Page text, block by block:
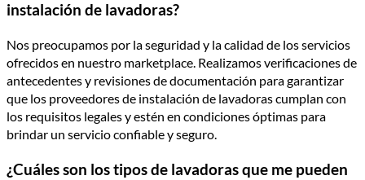
instalación de lavadoras?
Nos preocupamos por la seguridad y la calidad de los servicios
ofrecidos en nuestro marketplace. Realizamos verificaciones de
antecedentes y revisiones de documentación para garantizar
que los proveedores de instalación de lavadoras cumplan con
los requisitos legales y estén en condiciones óptimas para
brindar un servicio confiable y seguro.
¿Cuáles son los tipos de lavadoras que me pueden